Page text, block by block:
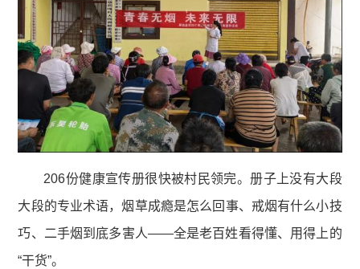
206份健康宣传册很快被村民领完。册子上没有大段
大段的专业术语，烟草成瘾是怎么回事、戒烟有什么小技
巧、二手烟到底多害人——全是老百姓看得懂、用得上的
“干货”。